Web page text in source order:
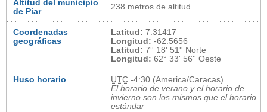
Altitud del municipio
de Piar
238 metros de altitud
Coordenadas
geográficas
Latitud: 7.31417
Longitud: -62.5656
Latitud: 7° 18' 51'' Norte
Longitud: 62° 33' 56'' Oeste
Huso horario UTC -4:30 (America/Caracas)
El horario de verano y el horario de
invierno son los mismos que el horario
estándar